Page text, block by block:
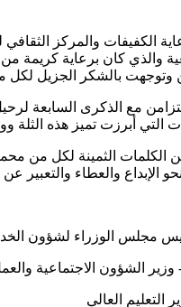
والذي كان برعاية
وتوجهت بالشكر الجزيل
مع الذكرى السابعة
التي أبرزت تميز هذه
الكلمات الثمينة لكل من
الإبداع والعطاء والتعبير عن
مجلس الوزراء لشؤون
الشؤون الاجتماعية
العالي